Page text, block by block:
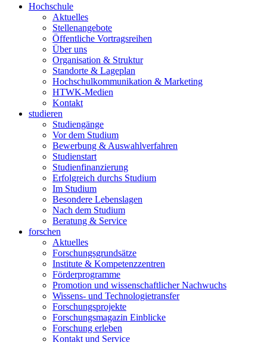
Hochschule
Aktuelles
Stellenangebote
Öffentliche Vortragsreihen
Über uns
Organisation & Struktur
Standorte & Lageplan
Hochschulkommunikation & Marketing
HTWK-Medien
Kontakt
studieren
Studiengänge
Vor dem Studium
Bewerbung & Auswahlverfahren
Studienstart
Studienfinanzierung
Erfolgreich durchs Studium
Im Studium
Besondere Lebenslagen
Nach dem Studium
Beratung & Service
forschen
Aktuelles
Forschungsgrundsätze
Institute & Kompetenzzentren
Förderprogramme
Promotion und wissenschaftlicher Nachwuchs
Wissens- und Technologietransfer
Forschungsprojekte
Forschungsmagazin Einblicke
Forschung erleben
Kontakt und Service